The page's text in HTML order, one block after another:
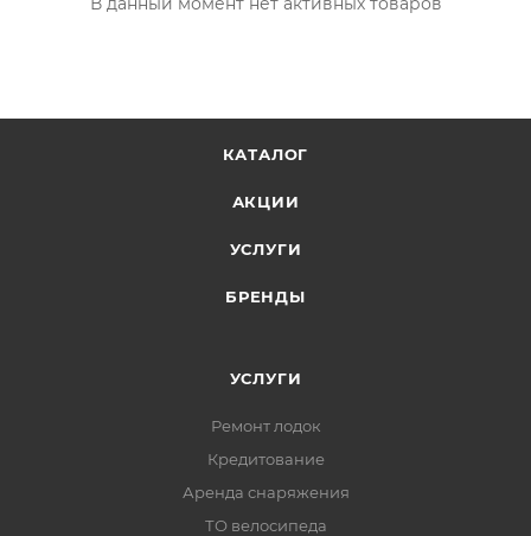
КАТАЛОГ
АКЦИИ
УСЛУГИ
БРЕНДЫ
УСЛУГИ
Ремонт лодок
Кредитование
Аренда снаряжения
ТО велосипеда